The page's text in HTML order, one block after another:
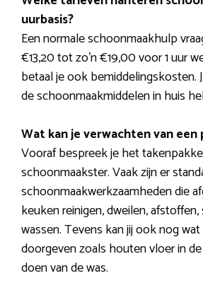
uurbasis?
Een normale schoonmaakhulp
€13,20 tot zo’n €19,00 voor 1 uur
betaal je ook bemiddelingskosten.
de schoonmaakmiddelen in huis
Wat kan je verwachten van
Vooraf bespreek je het
schoonmaakster. Vaak zijn er
schoonmaakwerkzaamheden die
keuken reinigen, dweilen,
wassen. Tevens kan jij ook nog
doorgeven zoals houten vloer in
doen van de was.